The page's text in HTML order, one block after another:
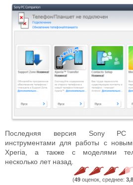
Последняя версия Sony PC
инструментами для работы с
Xperia, а также с моделями
несколько лет назад.
(49 оценок, среднее: